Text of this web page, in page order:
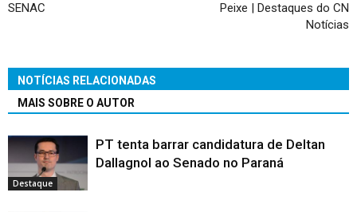
SENAC
Peixe | Destaques do CN
Notícias
NOTÍCIAS RELACIONADAS
MAIS SOBRE O AUTOR
Destaque
PT tenta barrar candidatura de Deltan
Dallagnol ao Senado no Paraná